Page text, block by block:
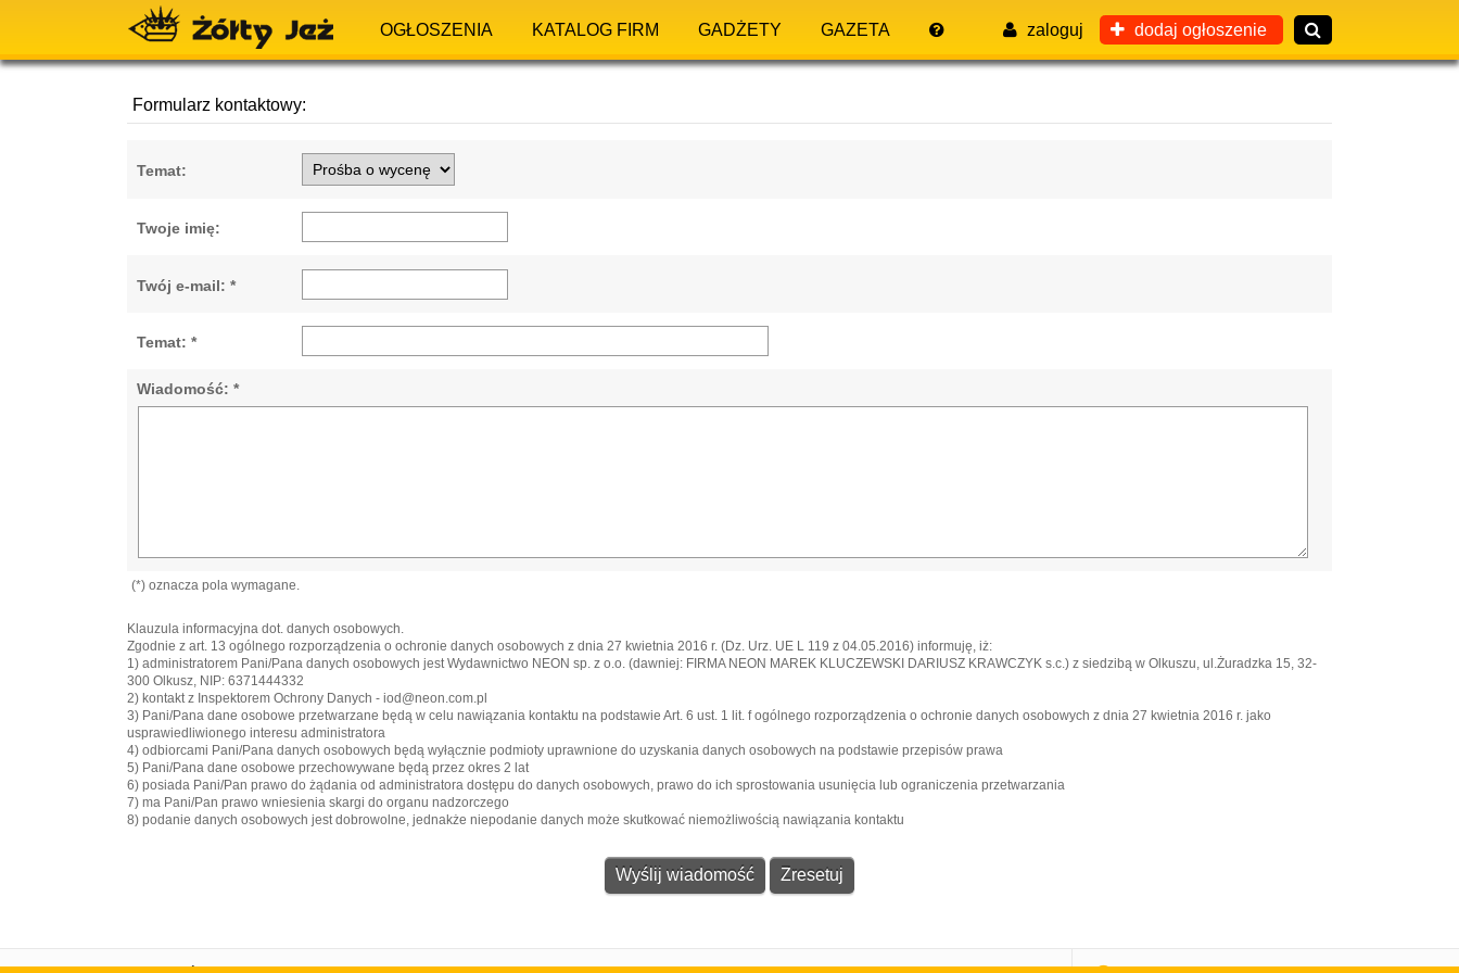
OGŁOSZENIA KATALOG FIRM GADŻETY GAZETA zaloguj dodaj ogłoszenie
Formularz kontaktowy:
Temat:
Twoje imię:
Twój e-mail: *
Temat: *
Wiadomość: *
(*) oznacza pola wymagane.
Klauzula informacyjna dot. danych osobowych.
Zgodnie z art. 13 ogólnego rozporządzenia o ochronie danych osobowych z dnia 27 kwietnia 2016 r. (Dz. Urz. UE L 119 z 04.05.2016) informuję, iż:
1) administratorem Pani/Pana danych osobowych jest Wydawnictwo NEON sp. z o.o. (dawniej: FIRMA NEON MAREK KLUCZEWSKI DARIUSZ KRAWCZYK s.c.) z siedzibą w Olkuszu, ul.Żuradzka 15, 32-
300 Olkusz, NIP: 6371444332
2) kontakt z Inspektorem Ochrony Danych - iod@neon.com.pl
3) Pani/Pana dane osobowe przetwarzane będą w celu nawiązania kontaktu na podstawie Art. 6 ust. 1 lit. f ogólnego rozporządzenia o ochronie danych osobowych z dnia 27 kwietnia 2016 r. jako
usprawiedliwionego interesu administratora
4) odbiorcami Pani/Pana danych osobowych będą wyłącznie podmioty uprawnione do uzyskania danych osobowych na podstawie przepisów prawa
5) Pani/Pana dane osobowe przechowywane będą przez okres 2 lat
6) posiada Pani/Pan prawo do żądania od administratora dostępu do danych osobowych, prawo do ich sprostowania usunięcia lub ograniczenia przetwarzania
7) ma Pani/Pan prawo wniesienia skargi do organu nadzorczego
8) podanie danych osobowych jest dobrowolne, jednakże niepodanie danych może skutkować niemożliwością nawiązania kontaktu